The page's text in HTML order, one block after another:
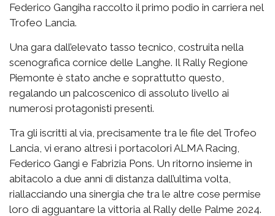
Federico Gangiha raccolto il primo podio in carriera nel
Trofeo Lancia.
Una gara dall’elevato tasso tecnico, costruita nella
scenografica cornice delle Langhe. Il Rally Regione
Piemonte è stato anche e soprattutto questo,
regalando un palcoscenico di assoluto livello ai
numerosi protagonisti presenti.
Tra gli iscritti al via, precisamente tra le file del Trofeo
Lancia, vi erano altresì i portacolori ALMA Racing,
Federico Gangi e Fabrizia Pons. Un ritorno insieme in
abitacolo a due anni di distanza dall’ultima volta,
riallacciando una sinergia che tra le altre cose permise
loro di agguantare la vittoria al Rally delle Palme 2024.